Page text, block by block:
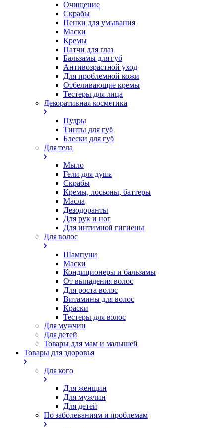
Очищение
Скрабы
Пенки для умывания
Маски
Кремы
Патчи для глаз
Бальзамы для губ
Антивозрастной уход
Для проблемной кожи
Oтбеливающие кремы
Тестеры для лица
Декоративная косметика
Пудры
Тинты для губ
Блески для губ
Для тела
Мыло
Гели для душа
Скрабы
Кремы, лосьоны, баттеры
Масла
Дезодоранты
Для рук и ног
Для интимной гигиены
Для волос
Шампуни
Маски
Кондиционеры и бальзамы
От выпадения волос
Для роста волос
Витамины для волос
Краски
Тестеры для волос
Для мужчин
Для детей
Товары для мам и малышей
Товары для здоровья
Для кого
Для женщин
Для мужчин
Для детей
По заболеваниям и проблемам